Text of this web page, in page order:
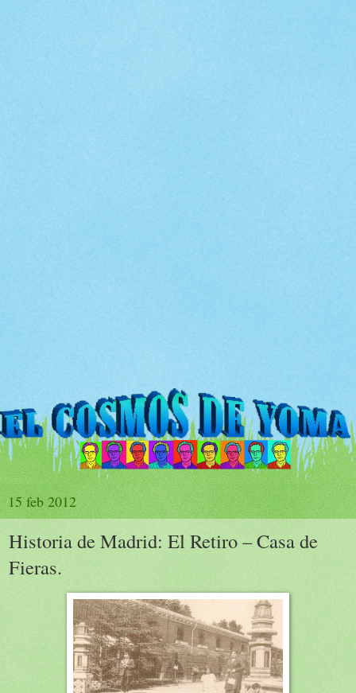
15 feb 2012
Historia de Madrid: El Retiro – Casa de
Fieras.